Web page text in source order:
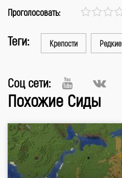
Проголосовать:
Теги: Крепости Редкие
Соц сети:
Похожие Сиды